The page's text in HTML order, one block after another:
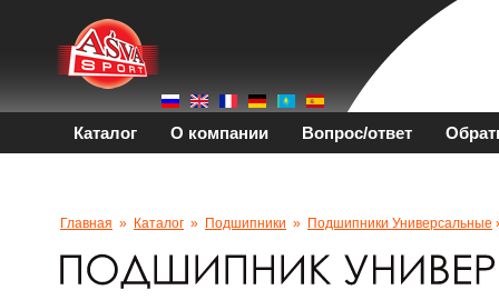
Каталог О компании Вопрос/ответ
Главная » Каталог » Подшипники » Подшипники Универсальные